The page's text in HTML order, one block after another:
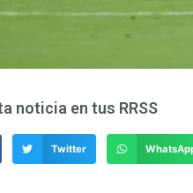
noticia en tus RRSS
Twitter